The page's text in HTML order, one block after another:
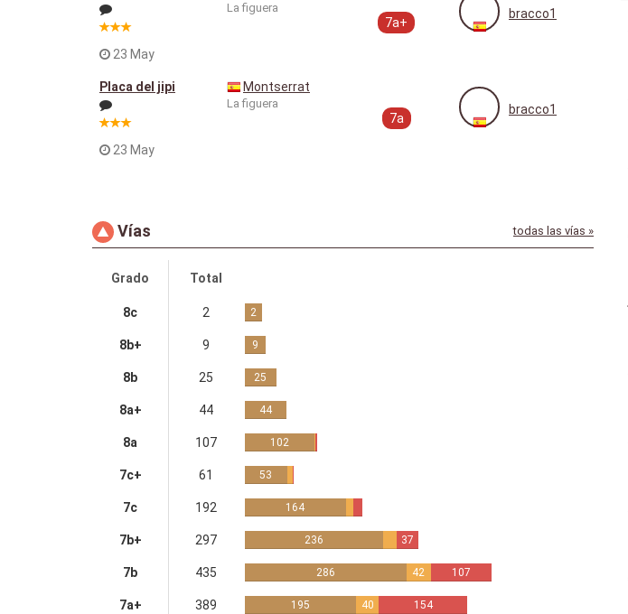
23 May
La figuera
7a+
bracco1
Placa del jipi
23 May
Montserrat
La figuera
7a
bracco1
Vías todas las vías »
Grado Total
8c 2 2
8b+ 9 9
8b 25 25
8a+ 44 44
8a 107 102
7c+ 61 53
7c 192 164
7b+ 297 236 37
7b 435 286 42 107
7a+ 389 195 40 154